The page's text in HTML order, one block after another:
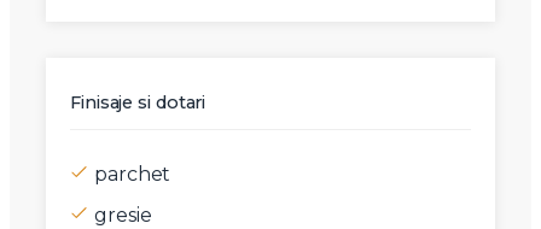
Finisaje si dotari
parchet
gresie